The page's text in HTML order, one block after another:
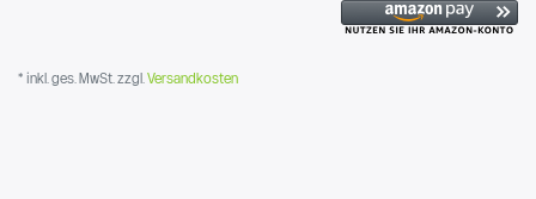
* inkl. ges. MwSt. zzgl. Versandkosten